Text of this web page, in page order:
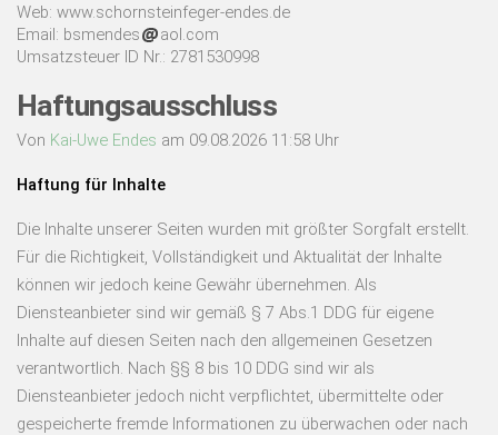
Web: www.schornsteinfeger-endes.de
Email: bsmendes
aol.com
Umsatzsteuer ID Nr.: 2781530998
Haftungsausschluss
Von Kai-Uwe Endes am 09.08.2026 11:58 Uhr
Haftung für Inhalte
Die Inhalte unserer Seiten wurden mit größter Sorgfalt erstellt.
Für die Richtigkeit, Vollständigkeit und Aktualität der Inhalte
können wir jedoch keine Gewähr übernehmen. Als
Diensteanbieter sind wir gemäß § 7 Abs.1 DDG für eigene
Inhalte auf diesen Seiten nach den allgemeinen Gesetzen
verantwortlich. Nach §§ 8 bis 10 DDG sind wir als
Diensteanbieter jedoch nicht verpflichtet, übermittelte oder
gespeicherte fremde Informationen zu überwachen oder nach